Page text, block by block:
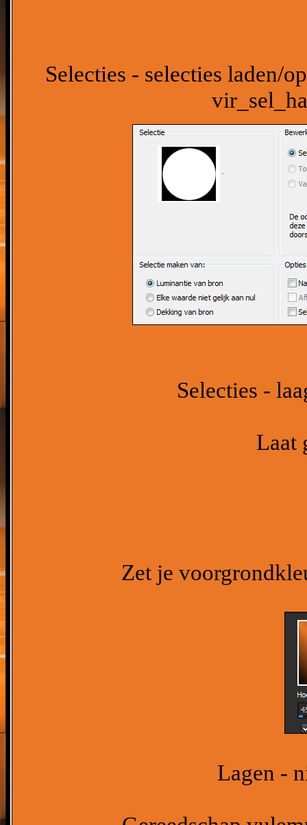
Selecties - selecties laden/
Selecties -
Laat
Zet je
Lagen -